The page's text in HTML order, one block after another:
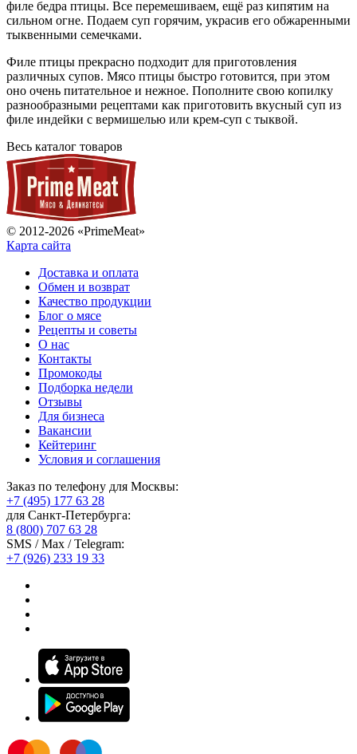
филе бедра птицы. Все перемешиваем, ещё раз кипятим на
сильном огне. Подаем суп горячим, украсив его обжаренными
тыквенными семечками.
Филе птицы прекрасно подходит для приготовления
различных супов. Мясо птицы быстро готовится, при этом
оно очень питательное и нежное. Пополните свою копилку
разнообразными рецептами как приготовить вкусный суп из
филе индейки с вермишелью или крем-суп с тыквой.
Весь каталог товаров
© 2012-2026 «PrimeMeat»
Карта сайта
Доставка и оплата
Обмен и возврат
Качество продукции
Блог о мясе
Рецепты и советы
О нас
Контакты
Промокоды
Подборка недели
Отзывы
Для бизнеса
Вакансии
Кейтеринг
Условия и соглашения
Заказ по телефону для Москвы:
+7 (495) 177 63 28
для Санкт-Петербурга:
8 (800) 707 63 28
SMS / Max / Telegram:
+7 (926) 233 19 33